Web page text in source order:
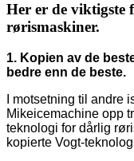
Her er de viktigste
rørismaskiner.
1. Kopien av de
bedre enn de beste.
I motsetning til andre
Mikeicemachine opp
teknologi for dårlig
kopierte Vogt-